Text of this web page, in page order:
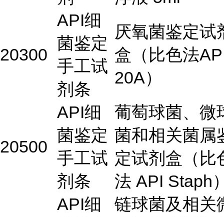
20300
API细
菌鉴定
手工试
剂条
厌氧菌鉴定试
盒（比色法
20A）
20500
API细
菌鉴定
手工试
剂条
葡萄球菌、微
菌和相关菌属
定试剂盒（比
法 API Staph
API细
链球菌及相关